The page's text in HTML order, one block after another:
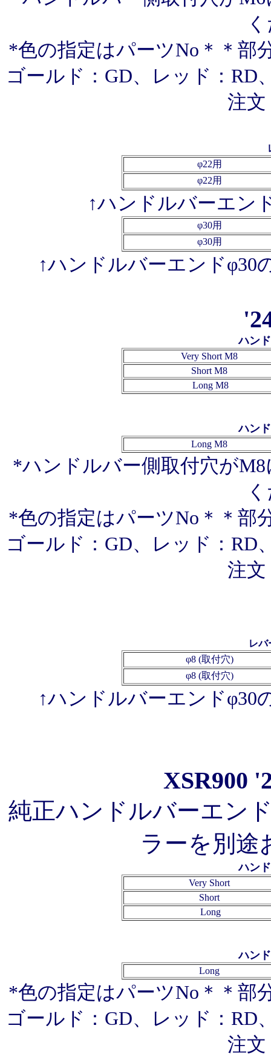
*色の指定はパーツNo＊＊部
ゴールド：GD、レッド：RD
注
φ22用
φ22用
↑ハンドルバーエン
φ30用
φ30用
↑ハンドルバーエンドφ30
ハン
Very Short M8
Short M8
Long M8
ハン
Long M8
*ハンドルバー側取付穴が
*色の指定はパーツNo＊＊部
ゴールド：GD、レッド：RD
注
レバ
φ8 (取付穴)
φ8 (取付穴)
↑ハンドルバーエンドφ30
XSR900
純正ハンドルバーエン
ラーを別途
ハン
Very Short
Short
Long
ハン
Long
*色の指定はパーツNo＊＊部
ゴールド：GD、レッド：RD
注